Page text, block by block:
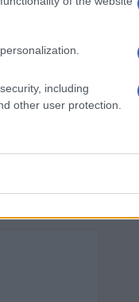
including
other user protection.
ha
pressione e
è un
parlando
Eurocopa,
sto
attento, è